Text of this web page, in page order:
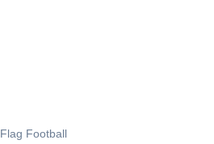
Flag Football